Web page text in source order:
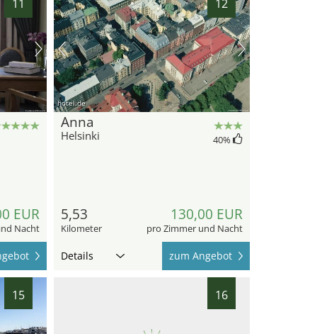
11
EUR
Nacht
12
hotel.de
Anna
Helsinki 40%
5,53
Kilometer
130,00 EUR
pro Zimmer und Nacht
Details zum Angebot
15 16